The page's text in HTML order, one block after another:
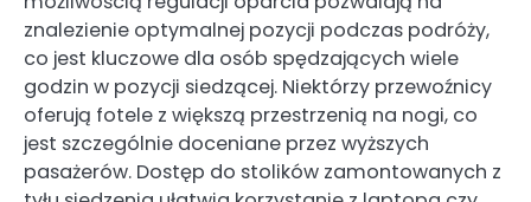
znalezienie optymalnej pozycji podczas podróży,
co jest kluczowe dla osób spędzających wiele
godzin w pozycji siedzącej. Niektórzy przewoźnicy
oferują fotele z większą przestrzenią na nogi, co
jest szczególnie doceniane przez wyższych
pasażerów. Dostęp do stolików zamontowanych z